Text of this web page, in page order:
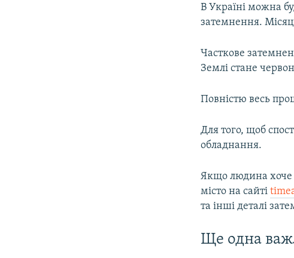
В Україні можна
затемнення.
Часткове
Землі стане
Повністю весь
Для того, щоб
обладнання.
Якщо людина хоче
місто на сайті
та інші деталі
Ще одна